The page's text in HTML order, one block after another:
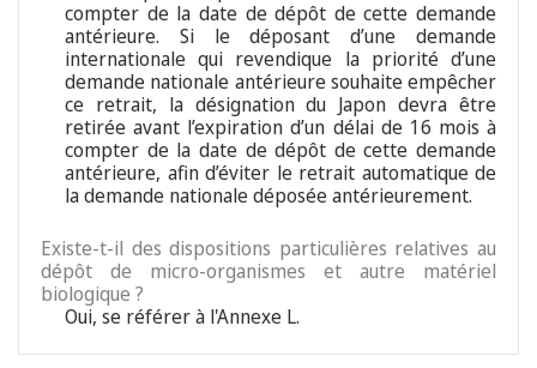
compter de la date de dépôt de cette demande
antérieure. Si le déposant d’une demande
internationale qui revendique la priorité d’une
demande nationale antérieure souhaite empêcher
ce retrait, la désignation du Japon devra être
retirée avant l’expiration d’un délai de 16 mois à
compter de la date de dépôt de cette demande
antérieure, afin d’éviter le retrait automatique de
la demande nationale déposée antérieurement.
Existe-t-il des dispositions particulières relatives au
dépôt de micro-organismes et autre matériel
biologique ?
Oui, se référer à l'Annexe L.